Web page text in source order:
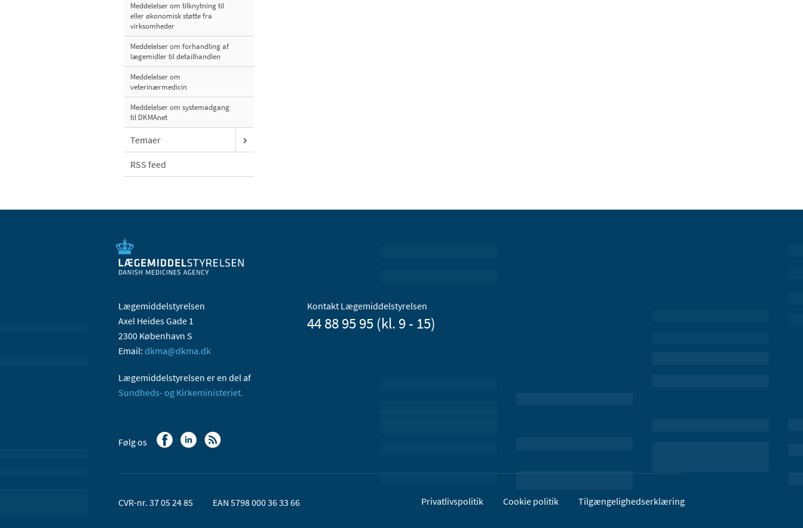
Meddelelser om tilknytning til
eller økonomisk støtte fra
virksomheder
Meddelelser om forhandling af
lægemidler til detailhandlen
Meddelelser om
veterinærmedicin
Meddelelser om systemadgang
til DKMAnet
Temaer
RSS feed
Lægemiddelstyrelsen
Axel Heides Gade 1
2300 København S
Email: dkma@dkma.dk
Lægemiddelstyrelsen er en del af
Sundheds- og Kirkeministeriet.
Kontakt Lægemiddelstyrelsen
44 88 95 95 (kl. 9 - 15)
Følg os
CVR-nr. 37 05 24 85 EAN 5798 000 36 33 66 Privatlivspolitik Cookie politik Tilgængelighedserklæring